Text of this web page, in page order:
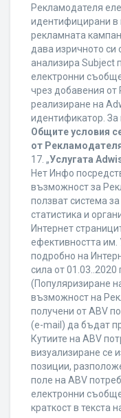
Рекламодателя
идентифицирани в
рекламната
дава изричното си
анализира Subject
електронни
чрез добавения от
реализиране на
идентификатор. За
Общите условия
от
17. „Услугата
Нет Инфо
възможност за
ползват система
статистика и
Интернет
ефективността им.
подробно на
сила от 01.03..2020
(Популяризиране
възможност на
получени от ABV
(e-mail) да бъдат
Кутиите на ABV
визуализиране се
позиции,
поле на ABV
електронни
краткост в текста